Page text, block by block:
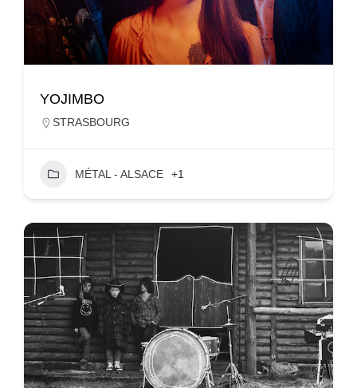
YOJIMBO
STRASBOURG
MÉTAL - ALSACE +1